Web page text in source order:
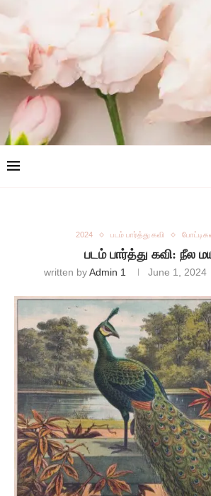
2024 படம் பார்த்து கவி
படம் பார்த்து கவி: நீல
written byAdmin 1 June 1, 2024